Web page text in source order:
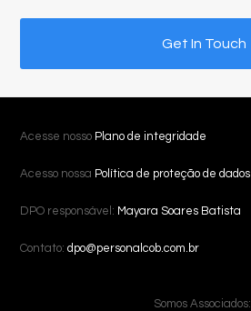
Get In Touch
Acesse nosso Plano de integridade
Acesso nossa Política de proteção de dados
DPO responsável: Mayara Soares Batista
Contato:dpo@personalcob.com.br
Somos Associados: